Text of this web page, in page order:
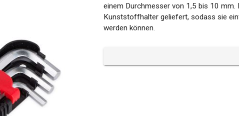
einem Durchmesser von 1,5 bis 10
Kunststoffhalter geliefert, sodass sie
werden können.